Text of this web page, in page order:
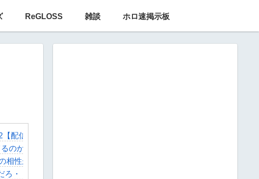
ReGLOSS 雑談 ホロ速掲示板
ても売上金額分の納税義務あり
配信実況可】
のかな
相性があんまり良くなさそう？
・・・(画像どーん)